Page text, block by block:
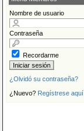
Nombre de usuario
Contraseña
Recordarme
¿Olvidó su contraseña?
¿Nuevo? Regístrese aquí